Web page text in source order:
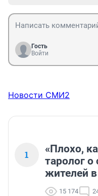
Гость
Войти
Новости СМИ2
1
«Плохо,
таролог о
жителей в
15 174